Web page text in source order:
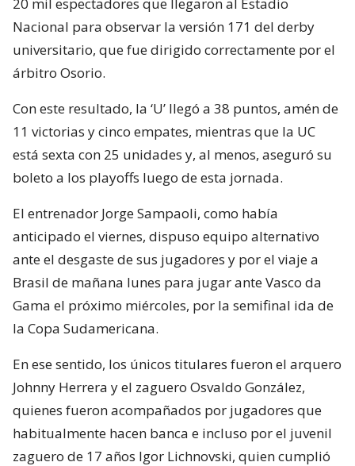
Nacional para observar la versión 171 del derby
universitario, que fue dirigido correctamente por el
árbitro Osorio.
Con este resultado, la ‘U’ llegó a 38 puntos, amén de
11 victorias y cinco empates, mientras que la UC
está sexta con 25 unidades y, al menos, aseguró su
boleto a los playoffs luego de esta jornada.
El entrenador Jorge Sampaoli, como había
anticipado el viernes, dispuso equipo alternativo
ante el desgaste de sus jugadores y por el viaje a
Brasil de mañana lunes para jugar ante Vasco da
Gama el próximo miércoles, por la semifinal ida de
la Copa Sudamericana.
En ese sentido, los únicos titulares fueron el arquero
Johnny Herrera y el zaguero Osvaldo González,
quienes fueron acompañados por jugadores que
habitualmente hacen banca e incluso por el juvenil
zaguero de 17 años Igor Lichnovski, quien cumplió